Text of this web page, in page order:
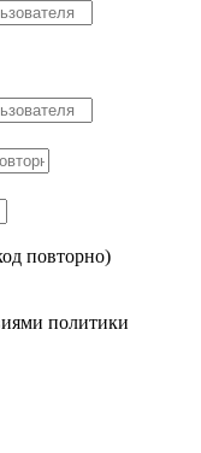
повторно)
политики